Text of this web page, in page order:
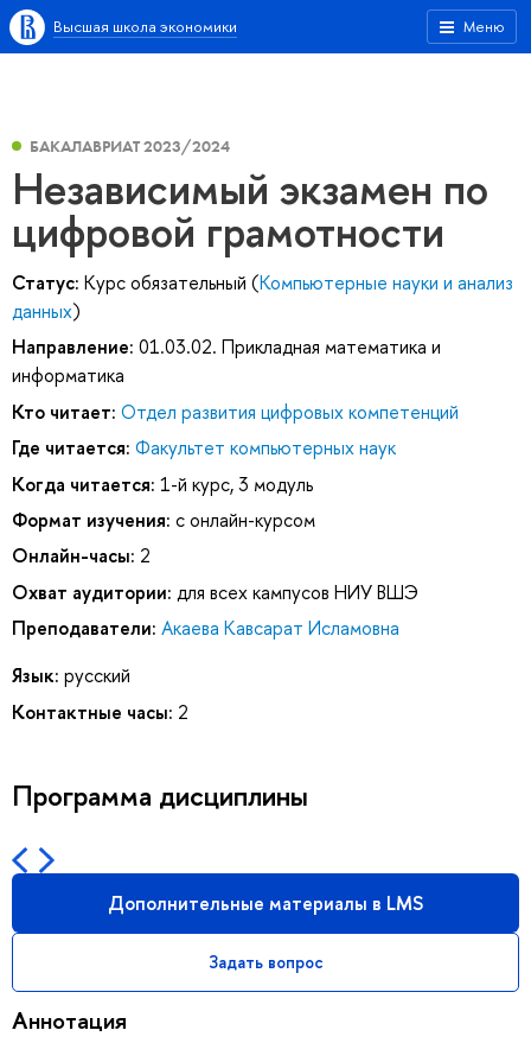
Меню
Высшая школа экономики
БАКАЛАВРИАТ 2023/2024
Независимый экзамен по
цифровой грамотности
Статус: Курс обязательный (Компьютерные науки и анализ
данных)
Направление: 01.03.02. Прикладная математика и
информатика
Кто читает: Отдел развития цифровых компетенций
Где читается: Факультет компьютерных наук
Когда читается: 1-й курс, 3 модуль
Формат изучения: с онлайн-курсом
Онлайн-часы: 2
Охват аудитории: для всех кампусов НИУ ВШЭ
Преподаватели: Акаева Кавсарат Исламовна
Язык: русский
Контактные часы: 2
Программа дисциплины
Дополнительные материалы в LMS
Задать вопрос
Аннотация